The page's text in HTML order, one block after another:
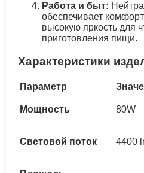
Работа и быт:
обеспечивает
высокую яркость для
приготовления пищи.
Характеристики
Параметр
Мощность 80W
Световой поток 4400